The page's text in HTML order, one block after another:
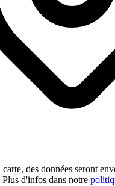
des données seront
Plus d'infos dans notre